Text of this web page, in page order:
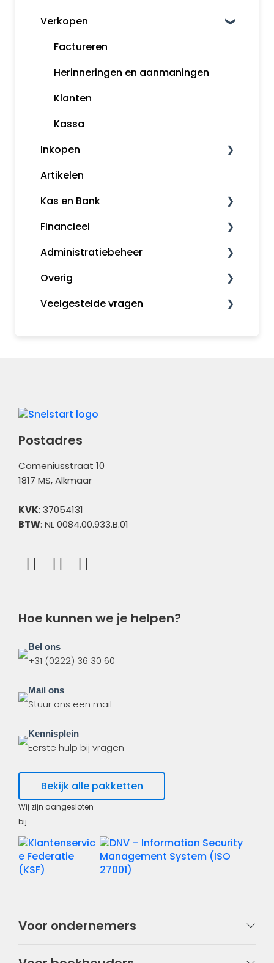
Verkopen
Factureren
Herinneringen en aanmaningen
Klanten
Kassa
Inkopen
Leveranciers
Artikelen
Kas en Bank
Bankkoppeling
Snelstart Bankieren App
Financieel
Fiscaal
Rapporten
Administratiebeheer
Administratiebeheer
Gebruikers en rechten
Overig
MijnSnelStart
Veelgestelde vragen
Postadres
Comeniusstraat 10
1817 MS, Alkmaar
KVK: 37054131
BTW: NL 0084.00.933.B.01
Hoe kunnen we je helpen?
Bel ons
+31 (0222) 36 30 60
Mail ons
Stuur ons een mail
Kennisplein
Eerste hulp bij vragen
Bekijk alle pakketten
Wij zijn aangesloten
bij
Voor ondernemers